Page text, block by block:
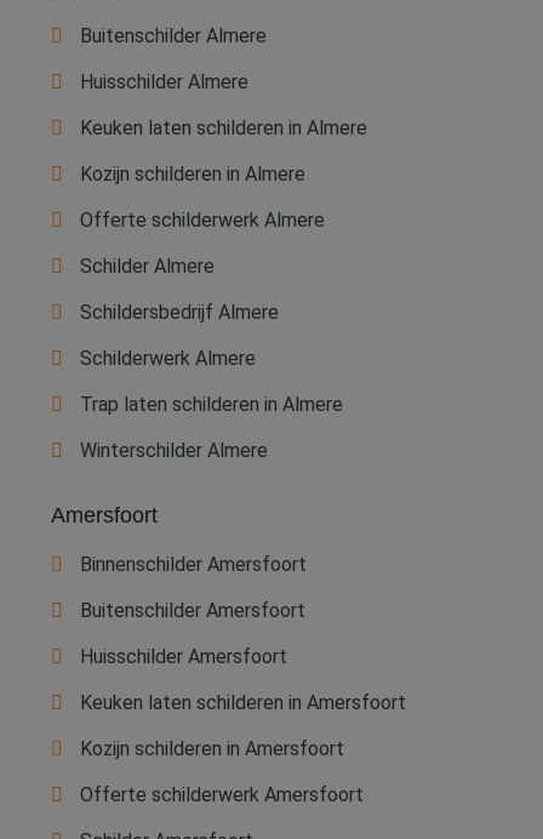
Buitenschilder Almere
Huisschilder Almere
Keuken laten schilderen in Almere
Kozijn schilderen in Almere
Offerte schilderwerk Almere
Schilder Almere
Schildersbedrijf Almere
Schilderwerk Almere
Trap laten schilderen in Almere
Winterschilder Almere
Amersfoort
Binnenschilder Amersfoort
Buitenschilder Amersfoort
Huisschilder Amersfoort
Keuken laten schilderen in Amersfoort
Kozijn schilderen in Amersfoort
Offerte schilderwerk Amersfoort